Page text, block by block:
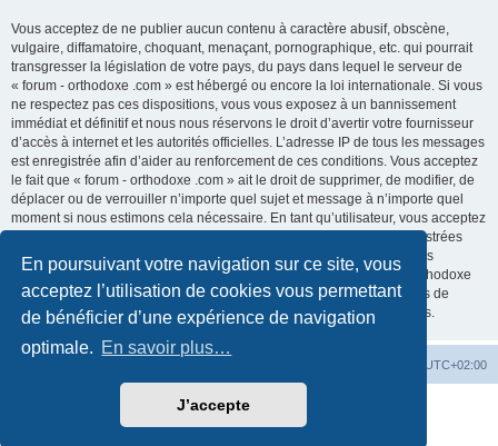
En poursuivant votre navigation sur ce site, vous
acceptez l’utilisation de cookies vous permettant
de bénéficier d’une expérience de navigation
optimale. En savoir plus…
J’accepte
Vous acceptez de ne publier aucun contenu à caractère abusif, obscène,
vulgaire, diffamatoire, choquant, menaçant, pornographique, etc. qui pourrait
transgresser la législation de votre pays, du pays dans lequel le serveur de
« forum - orthodoxe .com » est hébergé ou encore la loi internationale. Si vous
ne respectez pas ces dispositions, vous vous exposez à un bannissement
immédiat et définitif et nous nous réservons le droit d’avertir votre fournisseur
d’accès à internet et les autorités officielles. L’adresse IP de tous les messages
est enregistrée afin d’aider au renforcement de ces conditions. Vous acceptez
le fait que « forum - orthodoxe .com » ait le droit de supprimer, de modifier, de
déplacer ou de verrouiller n’importe quel sujet et message à n’importe quel
moment si nous estimons cela nécessaire. En tant qu’utilisateur, vous acceptez
que toutes les informations que vous avez renseignées soient enregistrées
dans notre base de données. Bien que ces informations ne seront pas
diffusées à une tierce partie sans votre consentement, ni « forum - orthodoxe
.com », ni phpBB, ne pourront être tenus comme responsables en cas de
tentative de piratage informatique visant à compromettre vos données.
UTC+02:00
phpBB® Forum Software © phpBB Limited
©